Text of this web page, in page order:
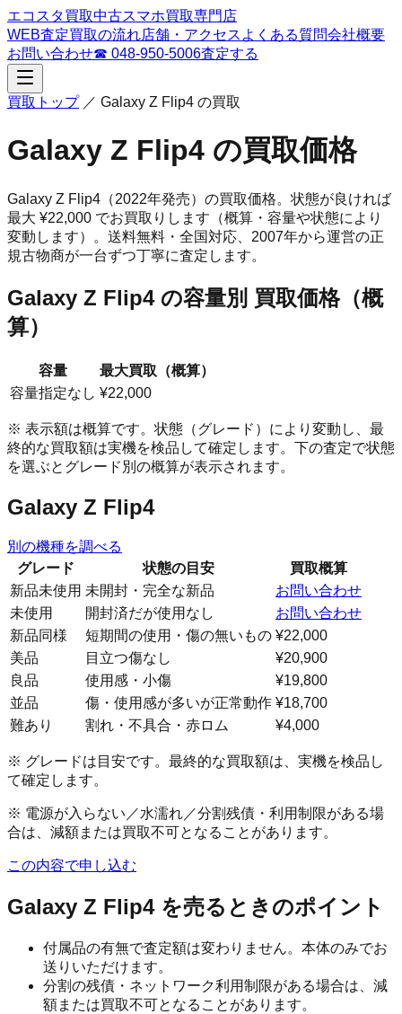
エコスタ買取中古スマホ買取専門店
WEB査定買取の流れ店舗・アクセス よくある質問会社概要
お問い合わせ☎ 048-950-5006査定する
買取トップ／ Galaxy Z Flip4 の買取
Galaxy Z Flip4 の買取価格
Galaxy Z Flip4 （2022年発売） の買取価格。 状態が良ければ
最大 ¥22,000 でお買取りします（概算・容量や状態により
変動します）。 送料無料・全国対応、 2007年から運営の正
規古物商が一台ずつ丁寧に査定します。
Galaxy Z Flip4の容量別 買取価格（概
算）
容量
最大買取（概算）
容量指定なし ¥22,000
※ 表示額は概算です。状態（グレード）により変動し、最
終的な買取額は実機を検品して確定します。下の査定で状態
を選ぶとグレード別の概算が表示されます。
Galaxy Z Flip4
別の機種を調べる
グレード
状態の目安
買取概算
新品未使用 未開封・完全な新品
お問い合わせ
未使用
開封済だが使用なし
お問い合わせ
新品同様
短期間の使用・傷の無いもの ¥22,000
美品
目立つ傷なし
¥20,900
良品
使用感・小傷
¥19,800
並品
傷・使用感が多いが正常動作 ¥18,700
難あり
割れ・不具合・赤ロム ¥4,000
※ グレードは目安です。最終的な買取額は、実機を検品し
て確定します。
※ 電源が入らない／水濡れ／分割残債・利用制限がある場
合は、減額または買取不可となることがあります。
この内容で申し込む
Galaxy Z Flip4を売るときのポイント
付属品の有無で査定額は変わりません。本体のみでお
送りいただけます。
分割の残債・ネットワーク利用制限がある場合は、減
額または買取不可となることがあります。